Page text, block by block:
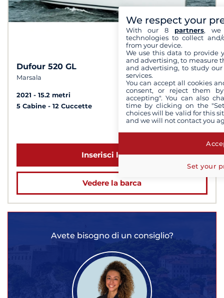
Dufour 520 GL
Marsala
7,3 /10
2021
15.2 metri
5 Cabine
12 Cuccette
Inserisci le date
Vedere la barca
Avete bisogno di un consiglio?
We respect your
With our 8 partners, we
technologies to collect
from your device.
We use this data to provide
and advertising, to measure
and advertising, to study
services.
You can accept all cookies
consent, or reject them
accepting". You can also
time by clicking on the
choices will be valid for this
and we will not contact you
Set your